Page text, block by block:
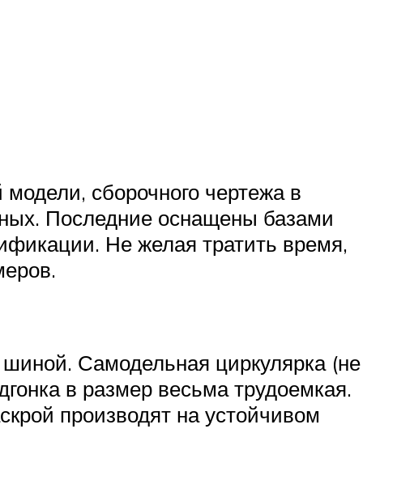
сборочного чертежа в
Последние оснащены базами
Не желая тратить время,
Самодельная циркулярка (не
в размер весьма трудоемкая.
производят на устойчивом